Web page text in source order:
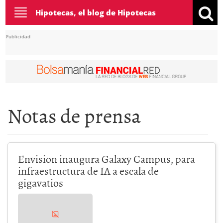
Toggle
navigation
Hipotecas, el blog de Hipotecas
Publicidad
Notas de prensa
Envision inaugura Galaxy Campus, para
infraestructura de IA a escala de
gigavatios